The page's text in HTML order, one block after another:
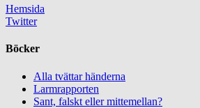
Hemsida
Twitter
Böcker
Alla tvättar händerna
Larmrapporten
Sant, falskt eller mittemellan?